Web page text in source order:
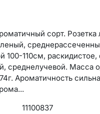
сорт.
100-110см,
среднелучевой. Масса
74г. Ароматичность
11100837